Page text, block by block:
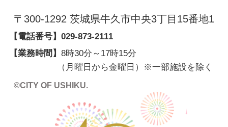
〒300-1292 茨城県牛久市中央3丁目15番地1
【電話番号】 029-873-2111
【業務時間】 8時30分～17時15分
（月曜日から金曜日）※一部施設を除く
©CITY OF USHIKU.